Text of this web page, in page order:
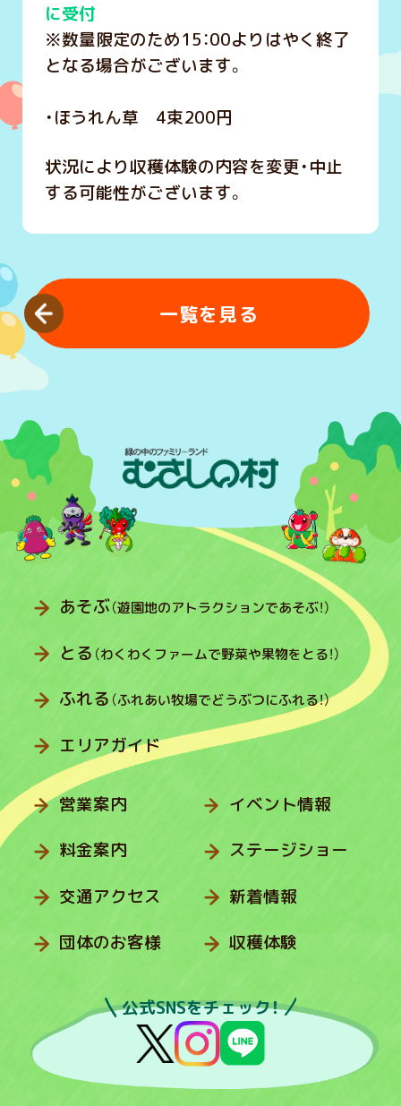
に受付
※数量限定のため15：00よりはやく終了
となる場合がございます。
・ほうれん草 4束200円
状況により収穫体験の内容を変更・中止
する可能性がございます。
一覧を見る
あそぶ（遊園地のアトラクションであそぶ！）
とる （わくわくファームで野菜や果物をとる！）
ふれる （ふれあい牧場でどうぶつにふれる！）
エリアガイド
営業案内
料金案内
交通アクセス
団体のお客様
イベント情報
ステージショー
新着情報
収穫体験
公式SNSをチェック！